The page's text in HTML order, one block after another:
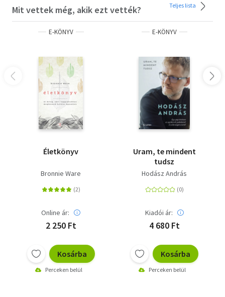
szempontból a szerencse fia vagyok. Az én életemben
mindig a véletlenek voltak a meghatározók. Más kérdés,
hogy ezek szerencsés véletlenek voltak. Ha egy jelszót
lehet mondani, akkor ez a Sors bona, nihil aliud. Jó
A letöltéssel kapcsolatos kérdésekre
itttalálhat választ.
Mit vettek még, akik ezt vették? Teljes lista
E-KÖNYV
Életkönyv
Bronnie Ware
Online ár:
2 250 Ft
Kosárba
Perceken belül
E-KÖNYV
Uram, te mindent
tudsz
Hodász András
Kiadói ár:
4 680 Ft
Kosárba
Perceken belül